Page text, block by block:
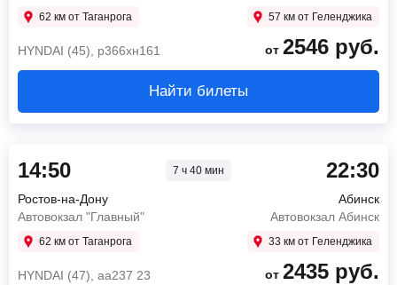
62 км от Таганрога 57 км от Геленджика
HYNDAI (45), р366хн161 от 2546 руб.
Найти билеты
14:50 7 ч 40 мин
Ростов-на-Дону
Автовокзал "Главный"
62 км от Таганрога
22:30
Абинск
Автовокзал Абинск
33 км от Геленджика
HYNDAI (47), аа237 23 от 2435 руб.